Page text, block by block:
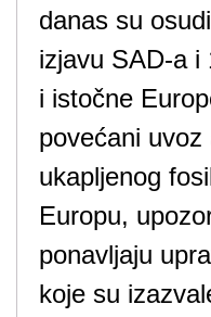
danas su
izjavu SAD-a i
i istočne
povećani uvoz
ukapljenog
Europu,
ponavljaju
koje su